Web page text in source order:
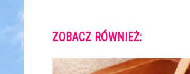
ZOBACZ RÓWNIEŻ: